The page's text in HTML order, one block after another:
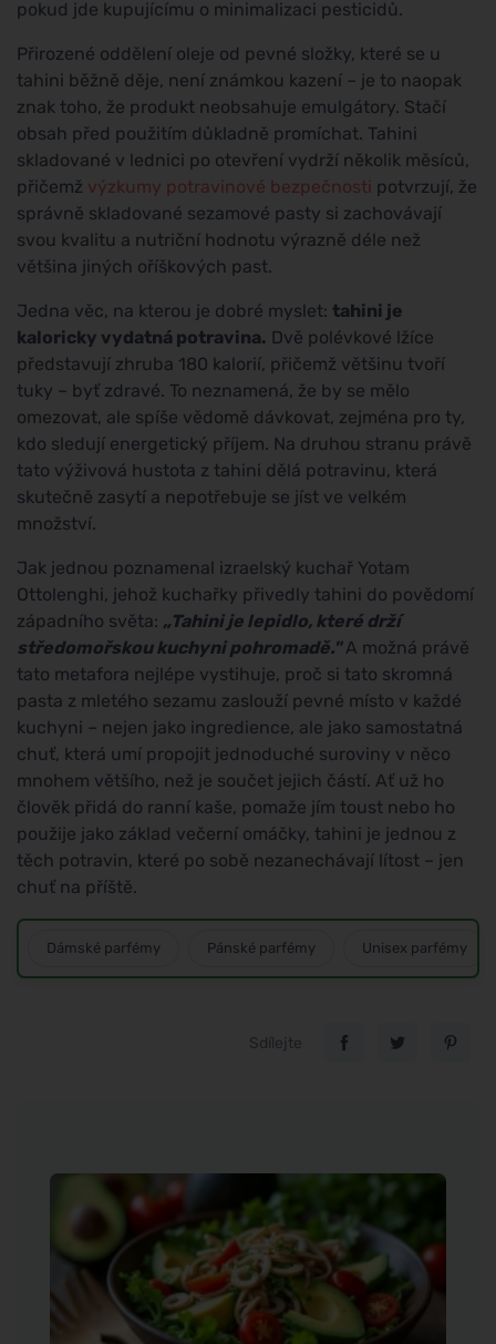
pokud jde kupujícímu o minimalizaci pesticidů.
Přirozené oddělení oleje od pevné složky, které se u
tahini běžně děje, není známkou kazení – je to naopak
znak toho, že produkt neobsahuje emulgátory. Stačí
obsah před použitím důkladně promíchat. Tahini
skladované v lednici po otevření vydrží několik měsíců,
přičemž výzkumy potravinové bezpečnosti potvrzují, že
správně skladované sezamové pasty si zachovávají
svou kvalitu a nutriční hodnotu výrazně déle než
většina jiných oříškových past.
Jedna věc, na kterou je dobré myslet: tahini je
kaloricky vydatná potravina. Dvě polévkové lžíce
představují zhruba 180 kalorií, přičemž většinu tvoří
tuky – byť zdravé. To neznamená, že by se mělo
omezovat, ale spíše vědomě dávkovat, zejména pro ty,
kdo sledují energetický příjem. Na druhou stranu právě
tato výživová hustota z tahini dělá potravinu, která
skutečně zasytí a nepotřebuje se jíst ve velkém
množství.
Jak jednou poznamenal izraelský kuchař Yotam
Ottolenghi, jehož kuchařky přivedly tahini do povědomí
západního světa: „Tahini je lepidlo, které drží
středomořskou kuchyni pohromadě."A možná právě
tato metafora nejlépe vystihuje, proč si tato skromná
pasta z mletého sezamu zaslouží pevné místo v každé
kuchyni – nejen jako ingredience, ale jako samostatná
chuť, která umí propojit jednoduché suroviny v něco
mnohem většího, než je součet jejich částí. Ať už ho
člověk přidá do ranní kaše, pomaže jím toust nebo ho
použije jako základ večerní omáčky, tahini je jednou z
těch potravin, které po sobě nezanechávají lítost – jen
chuť na příště.
Dámské parfémy Pánské parfémy Unisex parfémy
Sdílejte